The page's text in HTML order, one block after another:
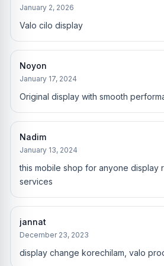
January 2, 2026
Valo cilo display
Noyon
January 17, 2024
Original display with smooth
Nadim
January 13, 2024
this mobile shop for anyone display
services
jannat
December 23, 2023
display change korechilam, valo